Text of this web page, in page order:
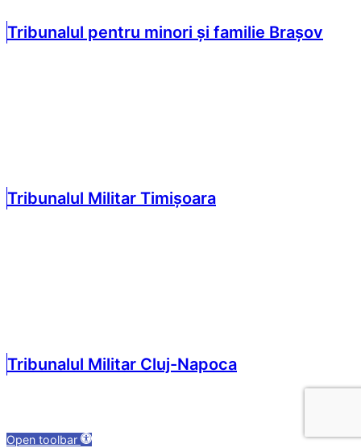
Tribunalul pentru minori și familie Brașov
Tribunalul Militar Timișoara
Tribunalul Militar Cluj-Napoca
Open toolbar